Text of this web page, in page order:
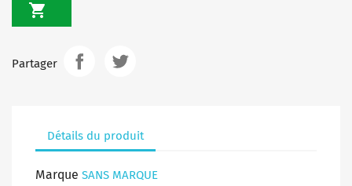

Partager
Détails du produit
Marque SANS MARQUE